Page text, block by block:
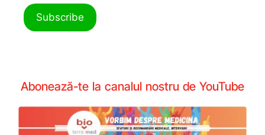
Abonează-te la canalul nostru de YouTube